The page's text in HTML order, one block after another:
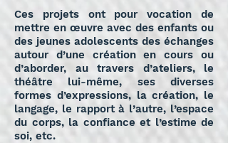
Ces projets ont pour vocation de
mettre en œuvre avec des enfants ou
des jeunes adolescents des échanges
autour d’une création en cours ou
d’aborder, au travers d’ateliers, le
théâtre lui-même, ses diverses
formes d’expressions, la création, le
langage, le rapport à l’autre, l’espace
du corps, la confiance et l’estime de
soi, etc.